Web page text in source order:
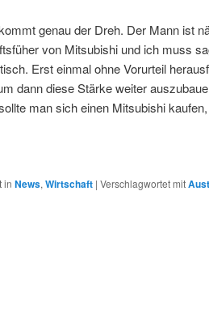
genau der Dreh. Der Mann ist
von Mitsubishi und ich muss
Erst einmal ohne Vorurteil
dann diese Stärke weiter
man sich einen Mitsubishi
in News, Wirtschaft | Verschlagwortet mit